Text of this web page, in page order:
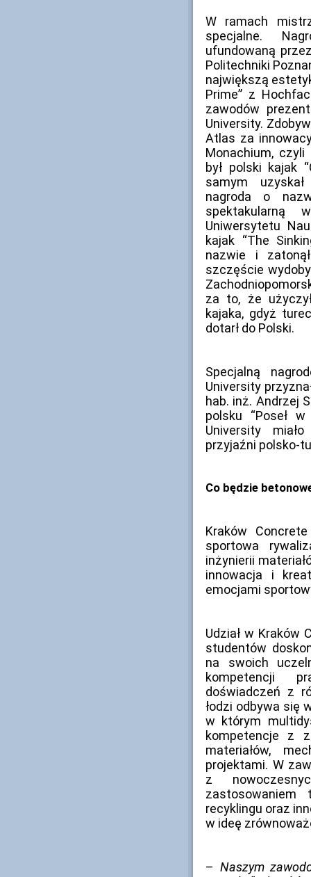
W ramach
specjalne.
ufundowaną
Politechniki
największą
Prime” z
zawodów
University.
Atlas za
Monachium, czyli
był polski kajak
samym
nagroda o
spektakularną
Uniwersytetu
kajak “The
nazwie i
szczęście
za to, że
kajaka, gdyż
dotarł do Polski.
Specjalną
University
hab. inż. Andrzej
polsku “Poseł
University
przyjaźni polsko-
Co będzie
Kraków
sportowa
inżynierii
innowacja i
emocjami
Udział w Kraków
studentów
na swoich
kompetencji
doświadczeń z
łodzi odbywa się
w którym
kompetencje z
materiałów,
projektami. W
z
zastosowaniem
recyklingu oraz
w ideę
– Naszym